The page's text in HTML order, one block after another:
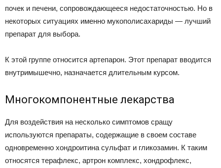
почек и печени, сопровождающееся недостаточностью. Но в
некоторых ситуациях именно мукополисахариды — лучший
препарат для выбора.
К этой группе относится артепарон. Этот препарат вводится
внутримышечно, назначается длительным курсом.
Многокомпонентные лекарства
Для воздействия на несколько симптомов сращу
используются препараты, содержащие в своем составе
одновременно хондроитина сульфат и гликозамин. К таким
относятся терафлекс, артрон комплекс, хондрофлекс,